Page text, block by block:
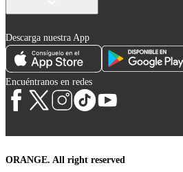
Descarga nuestra App
Encuéntranos en redes
ORANGE. All right reserved